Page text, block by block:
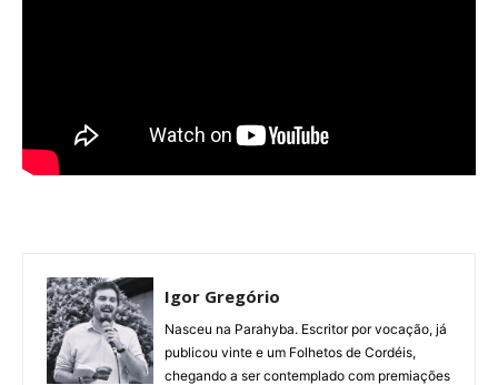
Igor Gregório
Nasceu na Parahyba. Escritor por vocação, já
publicou vinte e um Folhetos de Cordéis,
chegando a ser contemplado com premiações